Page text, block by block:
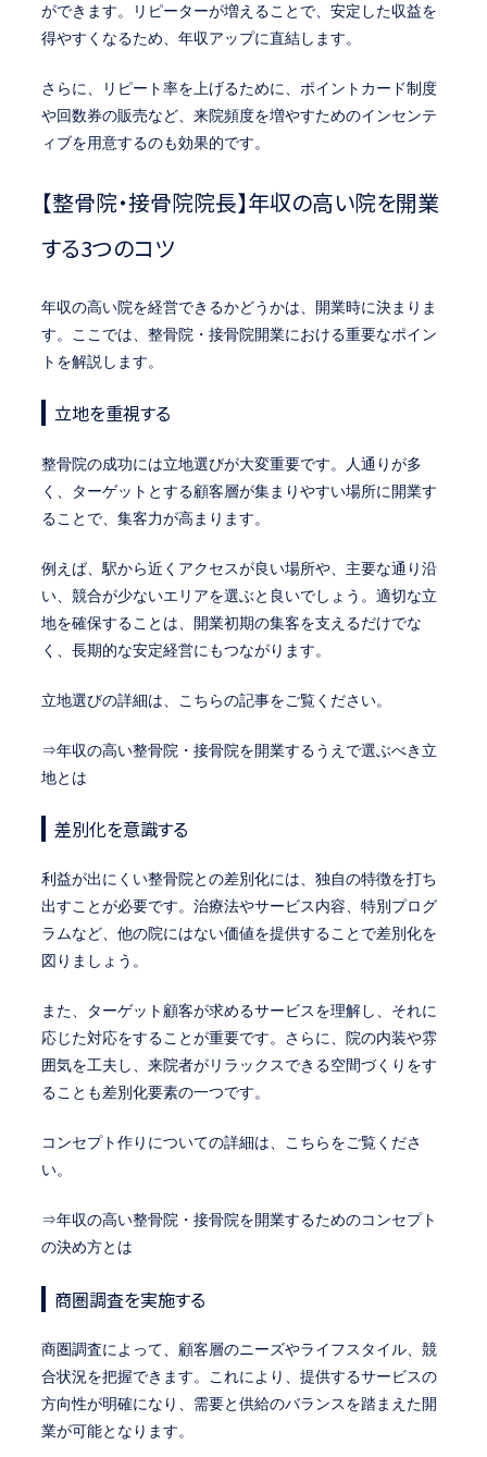
ができます。リピーターが増えることで、安定した収益を
得やすくなるため、年収アップに直結します。
さらに、リピート率を上げるために、ポイントカード制度
や回数券の販売など、来院頻度を増やすためのインセンテ
ィブを用意するのも効果的です。
【整骨院・接骨院院長】年収の高い院を開業
する3つのコツ
年収の高い院を経営できるかどうかは、開業時に決まりま
す。ここでは、整骨院・接骨院開業における重要なポイン
トを解説します。
立地を重視する
整骨院の成功には立地選びが大変重要です。人通りが多
く、ターゲットとする顧客層が集まりやすい場所に開業す
ることで、集客力が高まります。
例えば、駅から近くアクセスが良い場所や、主要な通り沿
い、競合が少ないエリアを選ぶと良いでしょう。適切な立
地を確保することは、開業初期の集客を支えるだけでな
く、長期的な安定経営にもつながります。
立地選びの詳細は、こちらの記事をご覧ください。
⇒年収の高い整骨院・接骨院を開業するうえで選ぶべき立
地とは
差別化を意識する
利益が出にくい整骨院との差別化には、独自の特徴を打ち
出すことが必要です。治療法やサービス内容、特別プログ
ラムなど、他の院にはない価値を提供することで差別化を
図りましょう。
また、ターゲット顧客が求めるサービスを理解し、それに
応じた対応をすることが重要です。さらに、院の内装や雰
囲気を工夫し、来院者がリラックスできる空間づくりをす
ることも差別化要素の一つです。
コンセプト作りについての詳細は、こちらをご覧くださ
い。
⇒年収の高い整骨院・接骨院を開業するためのコンセプト
の決め方とは
商圏調査を実施する
商圏調査によって、顧客層のニーズやライフスタイル、競
合状況を把握できます。これにより、提供するサービスの
方向性が明確になり、需要と供給のバランスを踏まえた開
業が可能となります。